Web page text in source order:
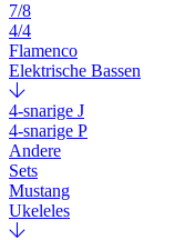
7/8
4/4
Flamenco
Elektrische Bassen
4-snarige J
4-snarige P
Andere
Sets
Mustang
Ukeleles